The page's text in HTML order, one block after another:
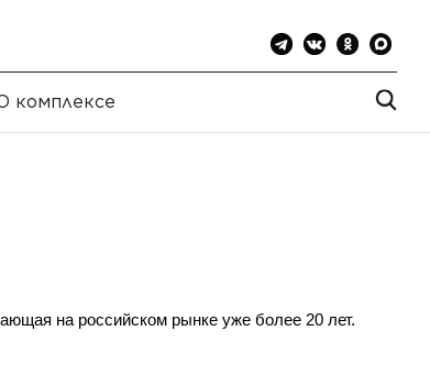
комплексе
на российском рынке уже более 20 лет.